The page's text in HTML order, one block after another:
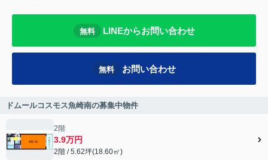
無料 LINEからお問い合わせ
無料 お問い合わせ
ドムールコスモス魚崎南の募集中物件
2階
3.9万円
2階 / 5.62坪(18.60㎡)